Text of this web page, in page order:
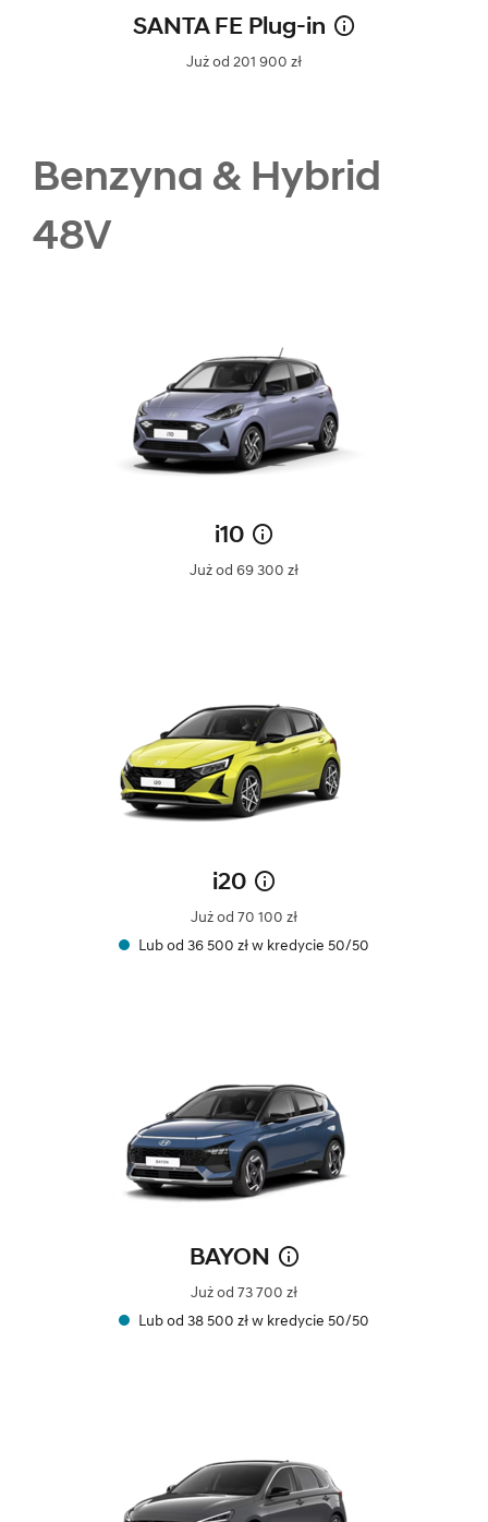
SANTA FE Plug-in
Już od 201 900 zł
Benzyna & Hybrid
48V
i10
Już od 69 300 zł
i20
Już od 70 100 zł
Lub od 36 500 zł w kredycie 50/50
BAYON
Już od 73 700 zł
Lub od 38 500 zł w kredycie 50/50